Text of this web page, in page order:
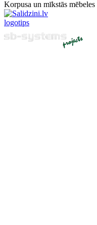
Korpusa un mīkstās